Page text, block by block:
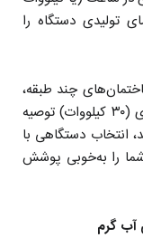
تولیدی دستگاه را
چند طبقه،
پکیجی با توان حرارتی بالای 36000 کیلوکالری (۳۰ کیلووات) توصیه
انتخاب دستگاهی با
شما را به‌خوبی پوشش